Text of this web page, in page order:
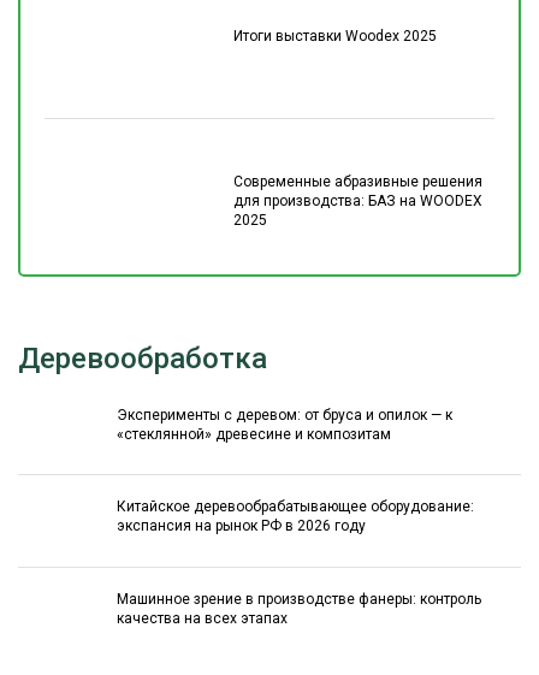
Итоги выставки Woodex 2025
Современные абразивные решения
для производства: БАЗ на WOODEX
2025
Деревообработка
Эксперименты с деревом: от бруса и опилок — к
«стеклянной» древесине и композитам
Китайское деревообрабатывающее оборудование:
экспансия на рынок РФ в 2026 году
Машинное зрение в производстве фанеры: контроль
качества на всех этапах